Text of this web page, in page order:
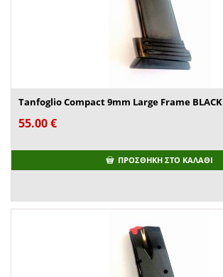
Tanfoglio Compact 9mm Large Frame BLACK
55.00€
ΠΡΟΣΘΉΚΗ ΣΤΟ ΚΑΛΆΘΙ